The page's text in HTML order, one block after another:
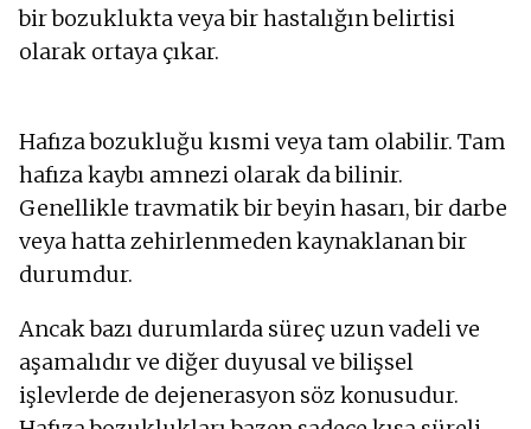
bir bozuklukta veya bir hastalığın belirtisi
olarak ortaya çıkar.
Hafıza bozukluğu kısmi veya tam olabilir. Tam
hafıza kaybı amnezi olarak da bilinir.
Genellikle travmatik bir beyin hasarı, bir darbe
veya hatta zehirlenmeden kaynaklanan bir
durumdur.
Ancak bazı durumlarda süreç uzun vadeli ve
aşamalıdır ve diğer duyusal ve bilişsel
işlevlerde de dejenerasyon söz konusudur.